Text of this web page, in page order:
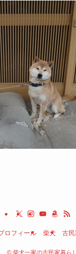
ロフィール 柴犬 古
©柴犬一家の古民家暮ら